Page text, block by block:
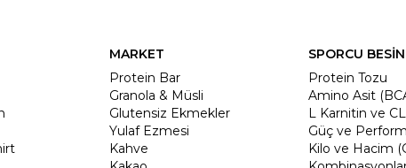
MARKET
Protein Bar
Granola & Müsli
Glutensiz Ekmekler
Yulaf Ezmesi
Kahve
SPORCU
Protein Tozu
Amino Asit
L Karnitin ve
Güç ve
Kilo ve Hacim